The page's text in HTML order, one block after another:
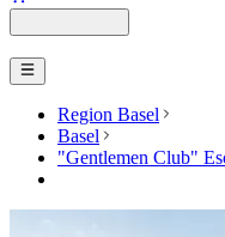
Region Basel
Basel
"Gentlemen Club"